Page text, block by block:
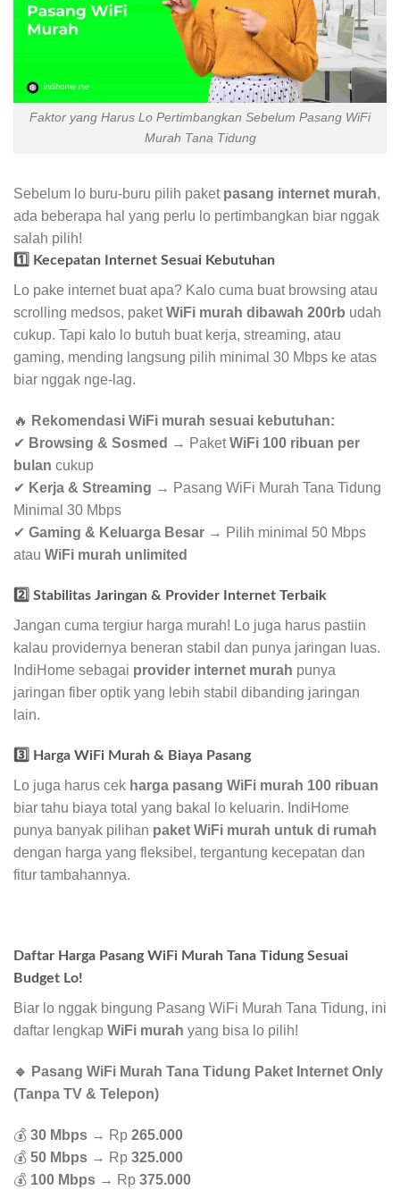
Faktor yang Harus Lo Pertimbangkan Sebelum Pasang WiFi
Murah Tana Tidung
Sebelum lo buru-buru pilih paket pasang internet murah,
ada beberapa hal yang perlu lo pertimbangkan biar nggak
salah pilih!
1️⃣ Kecepatan Internet Sesuai Kebutuhan
Lo pake internet buat apa? Kalo cuma buat browsing atau
scrolling medsos, paketWiFi murah dibawah 200rb udah
cukup. Tapi kalo lo butuh buat kerja, streaming, atau
gaming, mending langsung pilih minimal 30 Mbps ke atas
biar nggak nge-lag.
🔥 Rekomendasi WiFi murah sesuai kebutuhan:
✔ Browsing & Sosmed → PaketWiFi 100 ribuan per
bulan cukup
✔ Kerja & Streaming → Pasang WiFi Murah Tana Tidung
Minimal 30 Mbps
✔ Gaming & Keluarga Besar → Pilih minimal 50 Mbps
atau WiFi murah unlimited
2️⃣ Stabilitas Jaringan & Provider Internet Terbaik
Jangan cuma tergiur harga murah! Lo juga harus pastiin
kalau providernya beneran stabil dan punya jaringan luas.
IndiHome sebagai provider internet murah punya
jaringan fiber optik yang lebih stabil dibanding jaringan
lain.
3️⃣ Harga WiFi Murah & Biaya Pasang
Lo juga harus cek harga pasang WiFi murah 100 ribuan
biar tahu biaya total yang bakal lo keluarin. IndiHome
punya banyak pilihan paket WiFi murah untuk di rumah
dengan harga yang fleksibel, tergantung kecepatan dan
fitur tambahannya.
Daftar Harga Pasang WiFi Murah Tana Tidung Sesuai
Budget Lo!
Biar lo nggak bingung Pasang WiFi Murah Tana Tidung, ini
daftar lengkap WiFi murah yang bisa lo pilih!
🔹 Pasang WiFi Murah Tana Tidung Paket Internet Only
(Tanpa TV & Telepon)
💰 30 Mbps → Rp 265.000
💰 50 Mbps → Rp 325.000
💰 100 Mbps → Rp 375.000